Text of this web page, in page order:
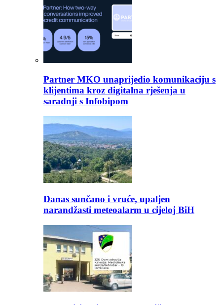
Partner MKO unaprijedio komunikaciju s
klijentima kroz digitalna rješenja u
saradnji s Infobipom
Danas sunčano i vruće, upaljen
narandžasti meteoalarm u cijeloj BiH